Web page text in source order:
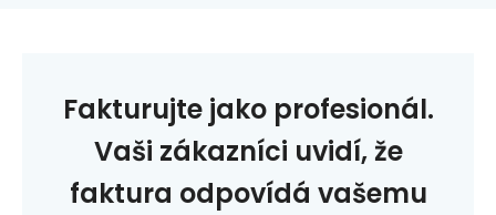
Fakturujte jako profesionál.
Vaši zákazníci uvidí, že
faktura odpovídá vašemu